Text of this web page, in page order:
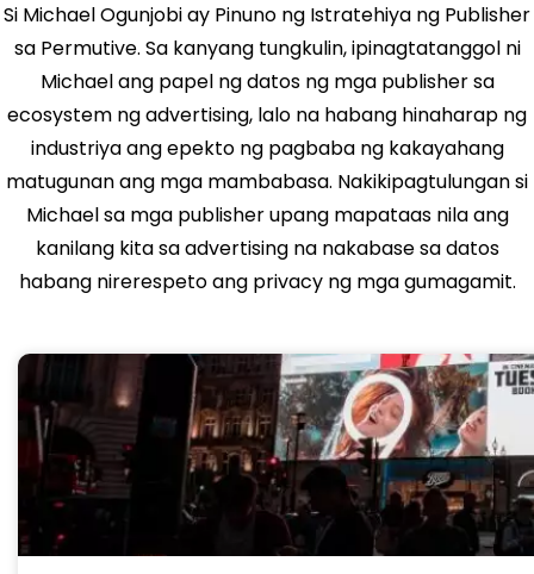
Si Michael Ogunjobi ay Pinuno ng Istratehiya ng Publisher
sa Permutive. Sa kanyang tungkulin, ipinagtatanggol ni
Michael ang papel ng datos ng mga publisher sa
ecosystem ng advertising, lalo na habang hinaharap ng
industriya ang epekto ng pagbaba ng kakayahang
matugunan ang mga mambabasa. Nakikipagtulungan si
Michael sa mga publisher upang mapataas nila ang
kanilang kita sa advertising na nakabase sa datos
habang nirerespeto ang privacy ng mga gumagamit.